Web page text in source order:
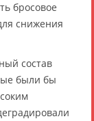
бросовое
снижения
состав
были бы